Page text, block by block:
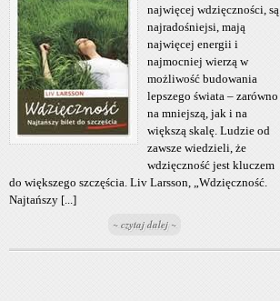
najwięcej wdzięczności, są
najradośniejsi, mają
najwięcej energii i
najmocniej wierzą w
możliwość budowania
lepszego świata – zarówno
na mniejszą, jak i na
większą skalę. Ludzie od
zawsze wiedzieli, że
wdzięczność jest kluczem
do większego szczęścia. Liv Larsson, „Wdzięczność.
Najtańszy [...]
~ czytaj dalej ~